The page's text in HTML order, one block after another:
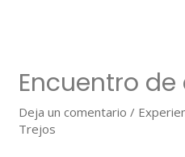
Encuentro
Deja un comentario /
Trejos
dos